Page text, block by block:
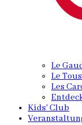
Le
Le
Les
Kids' Club